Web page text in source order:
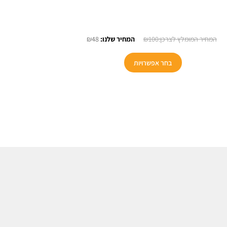
₪100
המחיר
היה:
₪100.
₪48 המחיר
בחר אפשרויות
למוצר
זה